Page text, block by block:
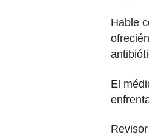
Hable
El